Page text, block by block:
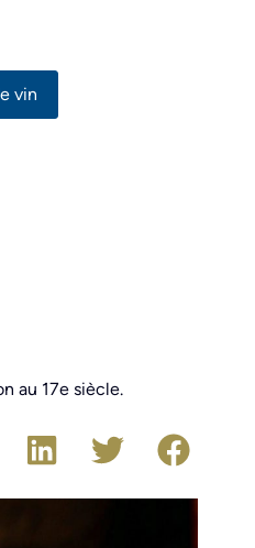
vin
au 17e siècle.